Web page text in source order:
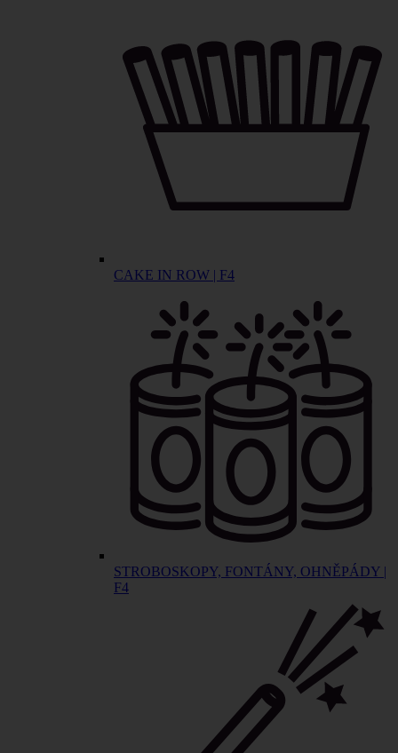
CAKE IN ROW | F4
STROBOSKOPY, FONTÁNY, OHNĚPÁDY |
F4